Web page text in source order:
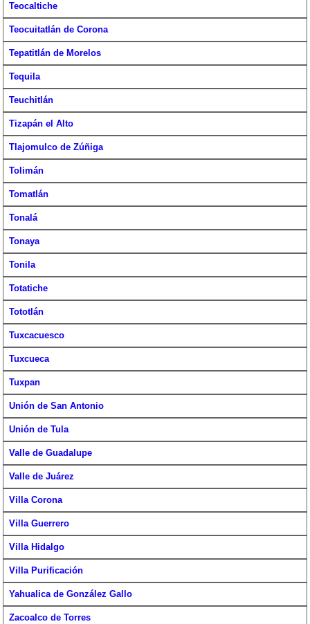
Teocaltiche
Teocuitatlán de Corona
Tepatitlán de Morelos
Tequila
Teuchitlán
Tizapán el Alto
Tlajomulco de Zúñiga
Tolimán
Tomatlán
Tonalá
Tonaya
Tonila
Totatiche
Tototlán
Tuxcacuesco
Tuxcueca
Tuxpan
Unión de San Antonio
Unión de Tula
Valle de Guadalupe
Valle de Juárez
Villa Corona
Villa Guerrero
Villa Hidalgo
Villa Purificación
Yahualica de González Gallo
Zacoalco de Torres